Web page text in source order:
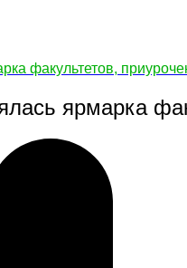
факультетов,
ярмарка